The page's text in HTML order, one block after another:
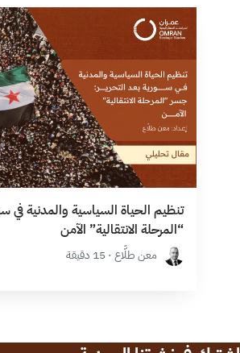
تنظيم الحياة السياسية والمدنية في
“المرحلة الانتقالية” الآمن
معن طلَّاع · 15 دقيقة